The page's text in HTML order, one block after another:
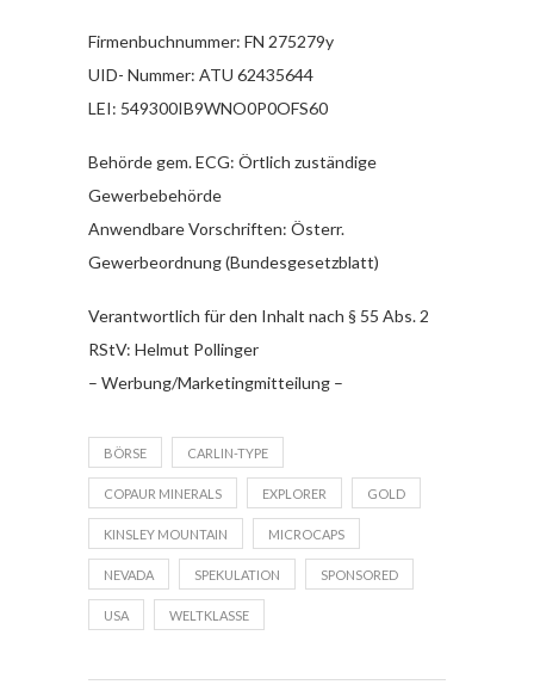
Firmenbuchnummer: FN 275279y
UID- Nummer: ATU 62435644
LEI: 549300IB9WNO0P0OFS60
Behörde gem. ECG: Örtlich zuständige
Gewerbebehörde
Anwendbare Vorschriften: Österr.
Gewerbeordnung (Bundesgesetzblatt)
Verantwortlich für den Inhalt nach § 55 Abs. 2
RStV: Helmut Pollinger
– Werbung/Marketingmitteilung –
BÖRSE CARLIN-TYPE
COPAUR MINERALS EXPLORER GOLD
KINSLEY MOUNTAIN MICROCAPS
NEVADA SPEKULATION SPONSORED
USA WELTKLASSE